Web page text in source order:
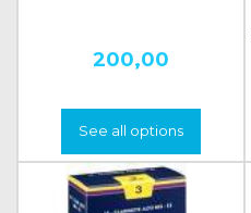
200,00
See all options